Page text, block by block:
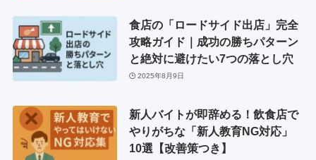
食店の「ロードサイド出店」完全
攻略ガイド｜成功の勝ちパターン
と絶対に避けたい7つの落とし穴
2025年8月9日
新人バイトが即辞める！飲食店で
やりがちな「新人教育NG対応」
10選【改善策つき】